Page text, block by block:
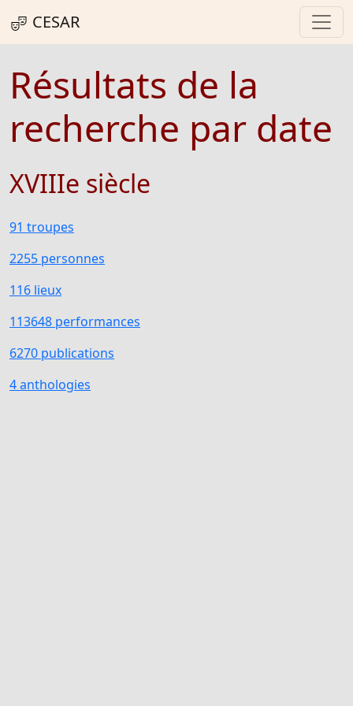
CESAR
Résultats de la
recherche par date
XVIIIe siècle
91 troupes
2255 personnes
116 lieux
113648 performances
6270 publications
4 anthologies